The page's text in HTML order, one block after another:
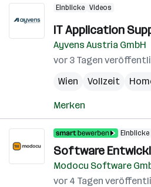
Einblicke Videos
IT Application
Ayvens Austria GmbH
vor 3 Tagen
Wien
Vollzeit
Merken
Einblicke
Software
Modocu Software
vor 4 Tagen